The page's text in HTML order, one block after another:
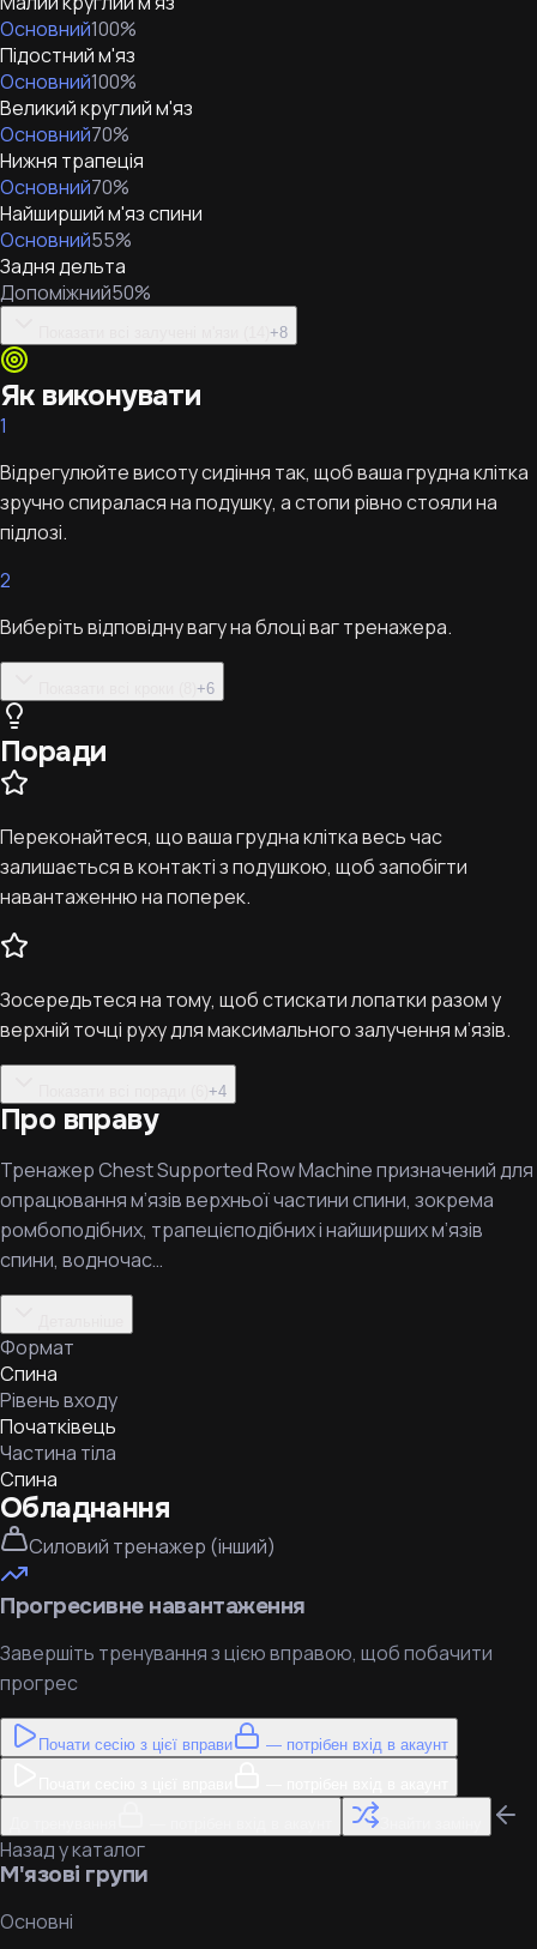
Основний100%
Підостний м'яз
Основний100%
Великий круглий м'яз
Основний70%
Нижня трапеція
Основний70%
Найширший м'яз спини
Основний55%
Задня дельта
Допоміжний50%
+8
Як виконувати
1
Відрегулюйте висоту сидіння так, щоб ваша грудна клітка
зручно спиралася на подушку, а стопи рівно стояли на
підлозі.
2
Виберіть відповідну вагу на блоці ваг тренажера.
+6
Поради
Переконайтеся, що ваша грудна клітка весь час
залишається в контакті з подушкою, щоб запобігти
навантаженню на поперек.
Зосередьтеся на тому, щоб стискати лопатки разом у
верхній точці руху для максимального залучення м’язів.
+4
Про вправу
Тренажер Chest Supported Row Machine призначений для
опрацювання м’язів верхньої частини спини, зокрема
ромбоподібних, трапецієподібних і найширших м’язів
спини, водночас…
Формат
Спина
Рівень входу
Початківець
Частина тіла
Спина
Обладнання
Силовий тренажер (інший)
Прогресивне навантаження
Завершіть тренування з цією вправою, щоб побачити
прогрес
Почати сесію з цієї вправи — потрібен вхід в акаунт
Назад у каталог
М'язові групи
Основні